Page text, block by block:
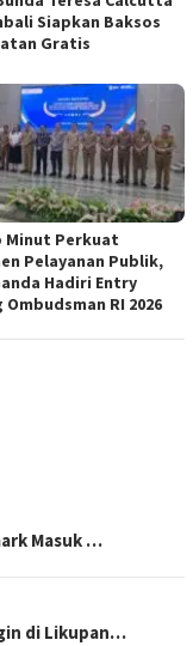
Siapkan Baksos
Gratis
Minut Perkuat
Pelayanan Publik,
Hadiri Entry
RI 2026
Masuk …
di Likupan…